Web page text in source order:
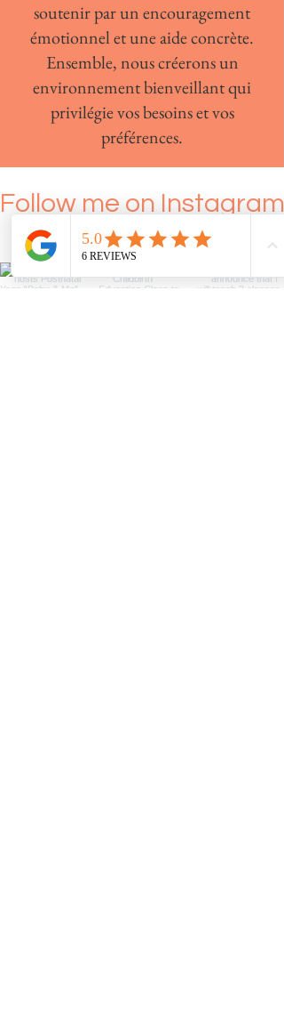
soutenir par un encouragement
émotionnel et une aide concrète.
Ensemble, nous créerons un
environnement bienveillant qui
privilégie vos besoins et vos
préférences.
Follow me on Instagram
@bundleofjoyyoga